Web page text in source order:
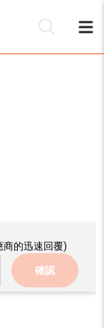
商的迅速回覆)
確認